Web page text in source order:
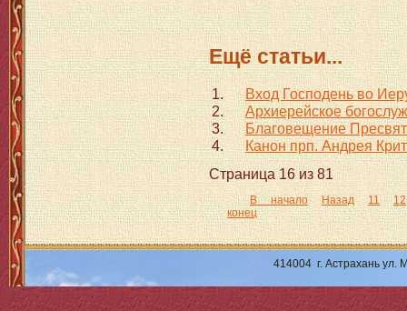
Ещё статьи...
Вход Господень во
Архиерейское
Благовещение
Канон прп. Андрея
Страница 16 из 81
В начало Назад 11
12
конец
414004 г. Астрахань ул.